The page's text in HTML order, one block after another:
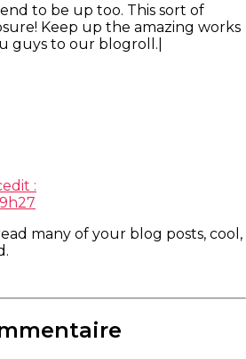
to be up too. This sort of
Keep up the amazing works
guys to our blogroll.|
dit :
many of your blog posts, cool,